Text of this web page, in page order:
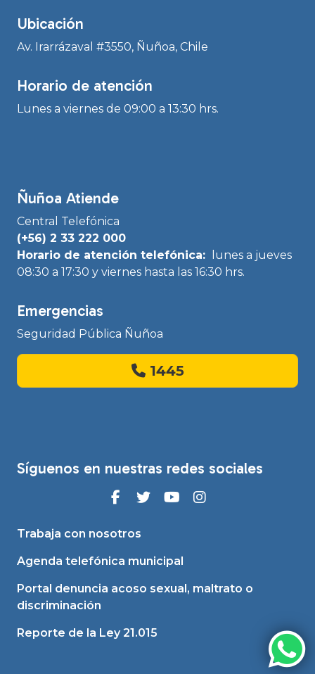
Ubicación
Av. Irarrázaval #3550, Ñuñoa, Chile
Horario de atención
Lunes a viernes de 09:00 a 13:30 hrs.
Ñuñoa Atiende
Central Telefónica
(+56) 2 33 222 000
Horario de atención telefónica:
lunes a jueves
08:30 a 17:30 y viernes hasta las 16:30 hrs.
Emergencias
Seguridad Pública Ñuñoa
1445
Síguenos en nuestras redes sociales
Trabaja con nosotros
Agenda telefónica municipal
Portal denuncia acoso sexual, maltrato o
discriminación
Reporte de la Ley 21.015